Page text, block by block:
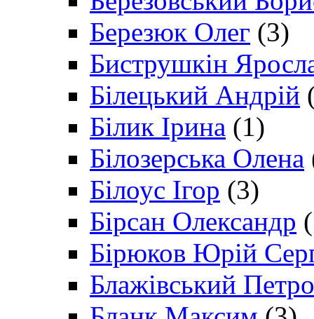
Березюк Олег (3)
Биструшкін
Білецький Андрій
Білик Ірина (1)
Білозерська Олена
Білоус Ігор (3)
Бірсан Олександр
Бірюков Юрій
Блажівський Петро